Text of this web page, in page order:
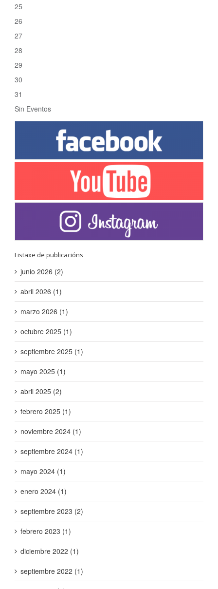
25
26
27
28
29
30
31
Sin Eventos
Listaxe de publicacións
junio 2026 (2)
abril 2026 (1)
marzo 2026 (1)
octubre 2025 (1)
septiembre 2025 (1)
mayo 2025 (1)
abril 2025 (2)
febrero 2025 (1)
noviembre 2024 (1)
septiembre 2024 (1)
mayo 2024 (1)
enero 2024 (1)
septiembre 2023 (2)
febrero 2023 (1)
diciembre 2022 (1)
septiembre 2022 (1)